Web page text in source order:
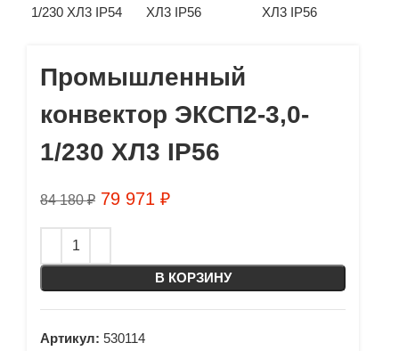
Промышленный
конвектор ЭКСП2-3,0-
1/230 ХЛ3 IP56
84 180₽ 79 971 ₽
В КОРЗИНУ
Артикул: 530114